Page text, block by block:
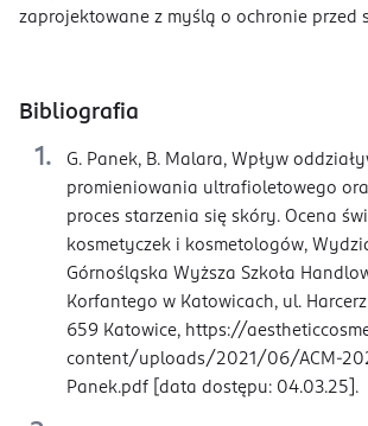
zaprojektowane z myślą o ochronie przed
Bibliografia
G. Panek, B. Malara, Wpływ
promieniowania ultrafioletowego
proces starzenia się skóry. Ocena
kosmetyczek i kosmetologów,
Górnośląska Wyższa Szkoła
Korfantego w Katowicach, ul.
659 Katowice, https://
content/uploads/2021/06/ACM-
Panek.pdf [data dostępu: 04.03.25].